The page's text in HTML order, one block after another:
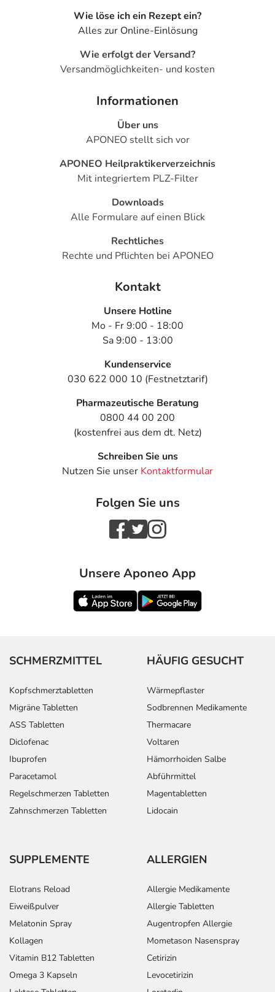
Wie löse ich ein Rezept ein?
Alles zur Online-Einlösung
Wie erfolgt der Versand?
Versandmöglichkeiten- und kosten
Informationen
Über uns
APONEO stellt sich vor
APONEO Heilpraktikerverzeichnis
Mit integriertem PLZ-Filter
Downloads
Alle Formulare auf einen Blick
Rechtliches
Rechte und Pflichten bei APONEO
Kontakt
Unsere Hotline
Mo - Fr 9:00 - 18:00
Sa 9:00 - 13:00
Kundenservice
030 622 000 10 (Festnetztarif)
Pharmazeutische Beratung
0800 44 00 200
(kostenfrei aus dem dt. Netz)
Schreiben Sie uns
Nutzen Sie unser Kontaktformular
Folgen Sie uns
Unsere Aponeo App
SCHMERZMITTEL
Kopfschmerztabletten
Migräne Tabletten
ASS Tabletten
Diclofenac
Ibuprofen
Paracetamol
Regelschmerzen Tabletten
Zahnschmerzen Tabletten
HÄUFIG GESUCHT
Wärmepflaster
Sodbrennen Medikamente
Thermacare
Voltaren
Hämorrhoiden Salbe
Abführmittel
Magentabletten
Lidocain
SUPPLEMENTE
Elotrans Reload
Eiweißpulver
Melatonin Spray
Kollagen
Vitamin B12 Tabletten
Omega 3 Kapseln
ALLERGIEN
Allergie Medikamente
Allergie Tabletten
Augentropfen Allergie
Mometason Nasenspray
Cetirizin
Levocetirizin